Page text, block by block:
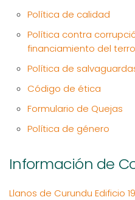
Política de calidad
Política contra
financiamiento del
Política de
Código de ética
Formulario de Quejas
Política de género
Información de
Llanos de Curundu Edificio